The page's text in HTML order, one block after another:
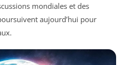
mondiales et des
aujourd’hui pour